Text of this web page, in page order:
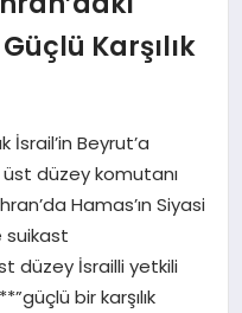
Karşılık
İsrail’in Beyrut’a
üst düzey komutanı
Hamas’ın Siyasi
suikast
düzey İsrailli yetkili
bir karşılık